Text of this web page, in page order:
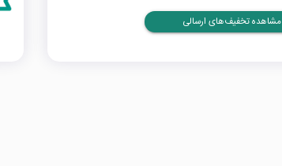
مشاهده تخفیف‌های ارسالی